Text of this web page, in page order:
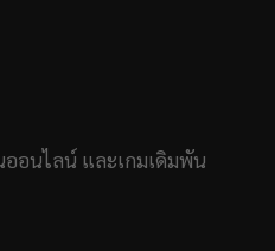
ออนไลน์ และเกมเดิมพัน